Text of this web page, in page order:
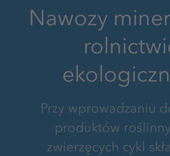
Nawozy
Przy wprowadzaniu
produktów
zwierzęcych cykl